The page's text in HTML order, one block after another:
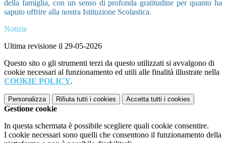
della famiglia, con un senso di profonda gratitudine per quanto ha
saputo offrire alla nostra Istituzione Scolastica.
Notizie
Ultima revisione il 29-05-2026
Questo sito o gli strumenti terzi da questo utilizzati si avvalgono di
cookie necessari al funzionamento ed utili alle finalità illustrate nella
COOKIE POLICY.
Personalizza Rifiuta tutti i cookies Accetta tutti i cookies
Gestione cookie
In questa schermata è possibile scegliere quali cookie consentire.
I cookie necessari sono quelli che consentono il funzionamento della